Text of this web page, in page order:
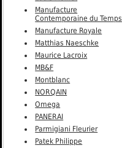
Manufacture
Contemporaine du Temps
Manufacture Royale
Matthias Naeschke
Maurice Lacroix
MB&F
Montblanc
NORQAIN
Omega
PANERAI
Parmigiani Fleurier
Patek Philippe